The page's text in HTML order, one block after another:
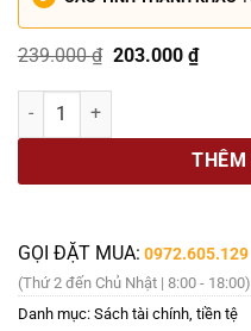
239.000₫ Giá
là:
203.000 ₫Giá
hiện
TÂM LÝ HỌC NHẬN THỨC
THÊM
GỌI ĐẶT MUA: 0972.605.129
(Thứ 2 đến Chủ Nhật | 8:00 - 18:00)
Danh mục: Sách tài chính, tiền tệ